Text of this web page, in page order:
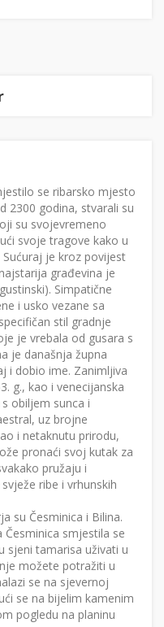
se ribarsko mjesto
2300 godina, stvarali su
su svojevremeno
svoje tragove kako u
je kroz povijest
građevina je
Simpatične
i usko vezane sa
stil gradnje
je vrebala od gusara s
je današnja župna
i dobio ime. Zanimljiva
g., kao i venecijanska
obiljem sunca i
uz brojne
i netaknutu prirodu,
pronaći svoj kutak za
pružaju i
ribe i vrhunskih
su Česminica i Bilina.
Česminica smjestila se
sjeni tamarisa uživati u
možete potražiti u
se na sjevernoj
se na bijelim kamenim
pogledu na planinu